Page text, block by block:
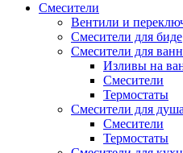
Смесители
Вентили и
Смесители для биде
Смесители для
Изливы на
Смесители
Термостаты
Смесители для душа
Смесители
Термостаты